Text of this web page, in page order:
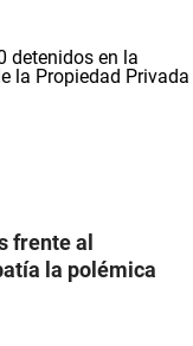
frente al
la polémica